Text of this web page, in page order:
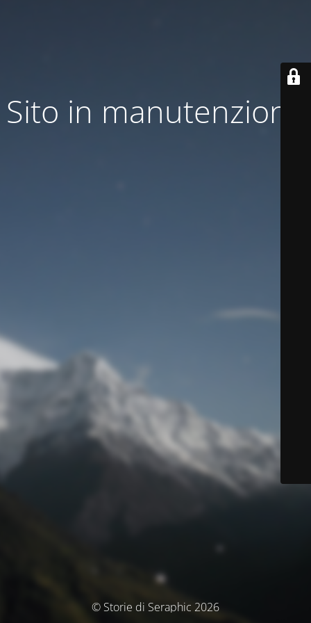
Sito in manutenzione
© Storie di Seraphic 2026